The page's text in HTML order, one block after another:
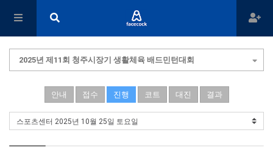
2025년 제11회 청주시장기 생활체육 배드민턴대회
안내 접수 진행 코트 대진 결과